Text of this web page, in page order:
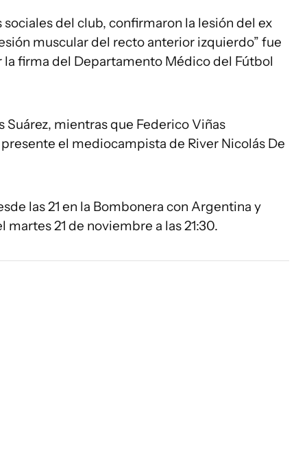
del club, confirmaron la lesión del ex
muscular del recto anterior izquierdo” fue
firma del Departamento Médico del Fútbol
Suárez, mientras que Federico Viñas
el mediocampista de River Nicolás De
las 21 en la Bombonera con Argentina y
21 de noviembre a las 21:30.